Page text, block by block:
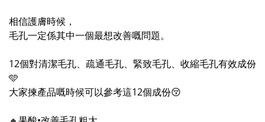
相信護膚時候，
毛孔一定係其中一個最想改善嘅問題。
12個對清潔毛孔、疏通毛孔、緊致毛孔、收縮毛孔有效成份
🩵
大家揀產品嘅時候可以參考這12個成份😚